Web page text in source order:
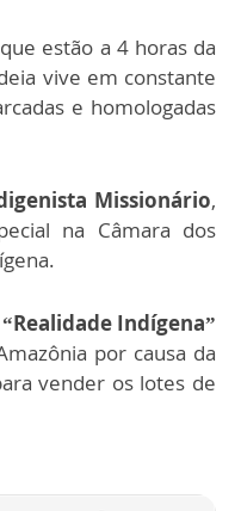
que estão a 4 horas da
vive em constante
e homologadas
Missionário,
na Câmara dos
Indígena”
por causa da
vender os lotes de